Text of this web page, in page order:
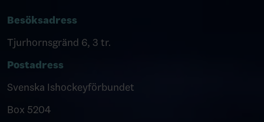
Besöksadress
Tjurhornsgränd 6, 3 tr.
Postadress
Svenska Ishockeyförbundet
Box 5204